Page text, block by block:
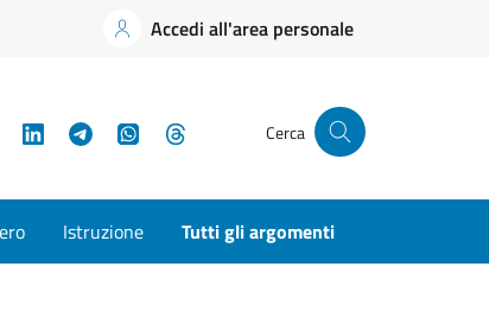
Accedi all'area personale
InstagramLinkedInTelegramWhatsApp Cerca
Istruzione Tutti gli argomenti